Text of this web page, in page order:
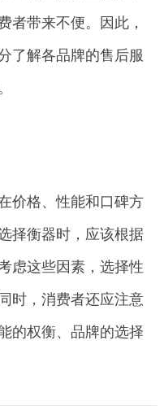
者带来不便。因此，
了解各品牌的售后服
价格、性能和口碑方
择衡器时，应该根据
虑这些因素，选择性
时，消费者还应注意
的权衡、品牌的选择